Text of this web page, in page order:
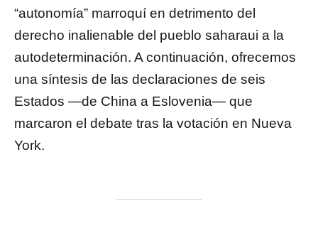
“autonomía” marroquí en detrimento del
derecho inalienable del pueblo saharaui a la
autodeterminación. A continuación, ofrecemos
una síntesis de las declaraciones de seis
Estados —de China a Eslovenia— que
marcaron el debate tras la votación en Nueva
York.